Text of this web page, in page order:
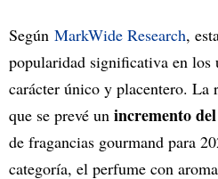
Según MarkWide Research,
popularidad significativa en los
carácter único y placentero. La
que se prevé un incremento
de fragancias gourmand para
categoría, el perfume con